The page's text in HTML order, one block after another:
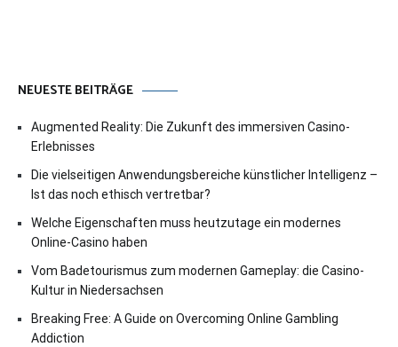
NEUESTE BEITRÄGE
Augmented Reality: Die Zukunft des immersiven Casino-
Erlebnisses
Die vielseitigen Anwendungsbereiche künstlicher Intelligenz –
Ist das noch ethisch vertretbar?
Welche Eigenschaften muss heutzutage ein modernes
Online-Casino haben
Vom Badetourismus zum modernen Gameplay: die Casino-
Kultur in Niedersachsen
Breaking Free: A Guide on Overcoming Online Gambling
Addiction